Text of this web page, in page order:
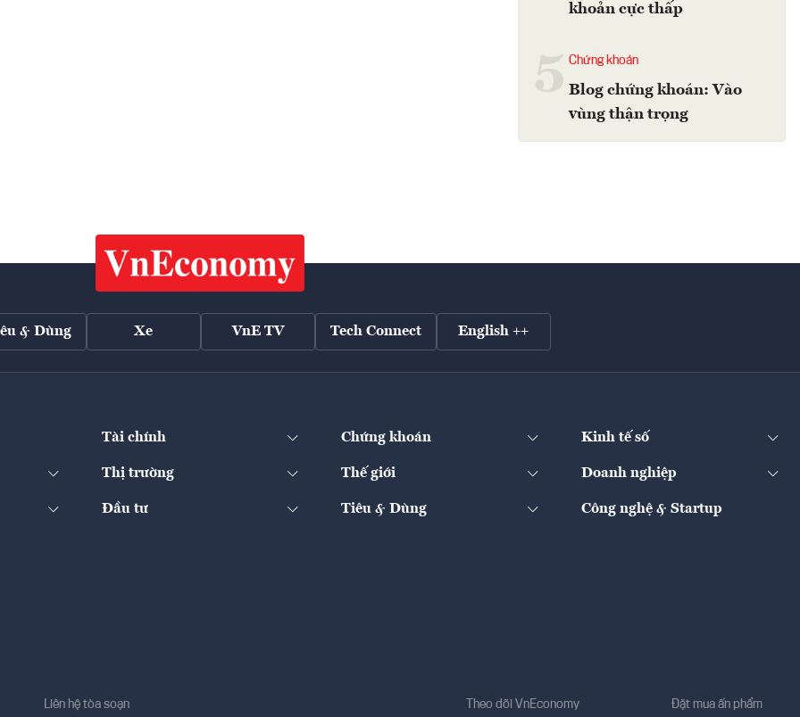
khoản cực thấp
Chứng khoán
Blog chứng khoán: Vào
vùng thận trọng
& Dùng Xe VnE TV Tech Connect English ++
Tài chính Chứng khoán Kinh tế số
Thị trường Thế giới Doanh nghiệp
Đầu tư Tiêu & Dùng Công nghệ & Startup
Liên hệ tòa soạn Theo dõi VnEconomy Đặt mua ấn phẩm